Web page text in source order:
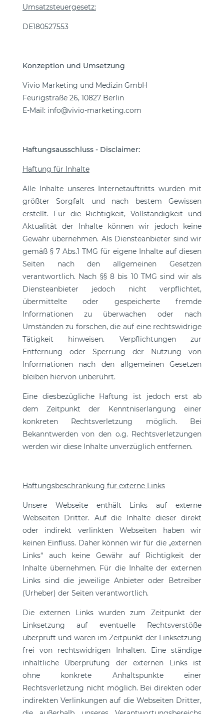
Umsatzsteuergesetz:
DE180527553
Konzeption und Umsetzung
Vivio Marketing und Medizin GmbH
Feurigstraße 26, 10827 Berlin
E-Mail: info@vivio-marketing.com
Haftungsausschluss - Disclaimer:
Haftung für Inhalte
Alle Inhalte unseres Internetauftritts wurden mit
größter Sorgfalt und nach bestem Gewissen
erstellt. Für die Richtigkeit, Vollständigkeit und
Aktualität der Inhalte können wir jedoch keine
Gewähr übernehmen. Als Diensteanbieter sind wir
gemäß § 7 Abs.1 TMG für eigene Inhalte auf diesen
Seiten nach den allgemeinen Gesetzen
verantwortlich. Nach §§ 8 bis 10 TMG sind wir als
Diensteanbieter jedoch nicht verpflichtet,
übermittelte oder gespeicherte fremde
Informationen zu überwachen oder nach
Umständen zu forschen, die auf eine rechtswidrige
Tätigkeit hinweisen. Verpflichtungen zur
Entfernung oder Sperrung der Nutzung von
Informationen nach den allgemeinen Gesetzen
bleiben hiervon unberührt.
Eine diesbezügliche Haftung ist jedoch erst ab
dem Zeitpunkt der Kenntniserlangung einer
konkreten Rechtsverletzung möglich. Bei
Bekanntwerden von den o.g. Rechtsverletzungen
werden wir diese Inhalte unverzüglich entfernen.
Haftungsbeschränkung für externe Links
Unsere Webseite enthält Links auf externe
Webseiten Dritter. Auf die Inhalte dieser direkt
oder indirekt verlinkten Webseiten haben wir
keinen Einfluss. Daher können wir für die „externen
Links“ auch keine Gewähr auf Richtigkeit der
Inhalte übernehmen. Für die Inhalte der externen
Links sind die jeweilige Anbieter oder Betreiber
(Urheber) der Seiten verantwortlich.
Die externen Links wurden zum Zeitpunkt der
Linksetzung auf eventuelle Rechtsverstöße
überprüft und waren im Zeitpunkt der Linksetzung
frei von rechtswidrigen Inhalten. Eine ständige
inhaltliche Überprüfung der externen Links ist
ohne konkrete Anhaltspunkte einer
Rechtsverletzung nicht möglich. Bei direkten oder
indirekten Verlinkungen auf die Webseiten Dritter,